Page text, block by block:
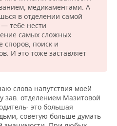
медикаментами. А
в отделении самой
тебе нести
самых сложных
споров, поиск и
И это тоже заставляет
слова напутствия моей
зав. отделением Мазитовой
это большая
советую больше думать